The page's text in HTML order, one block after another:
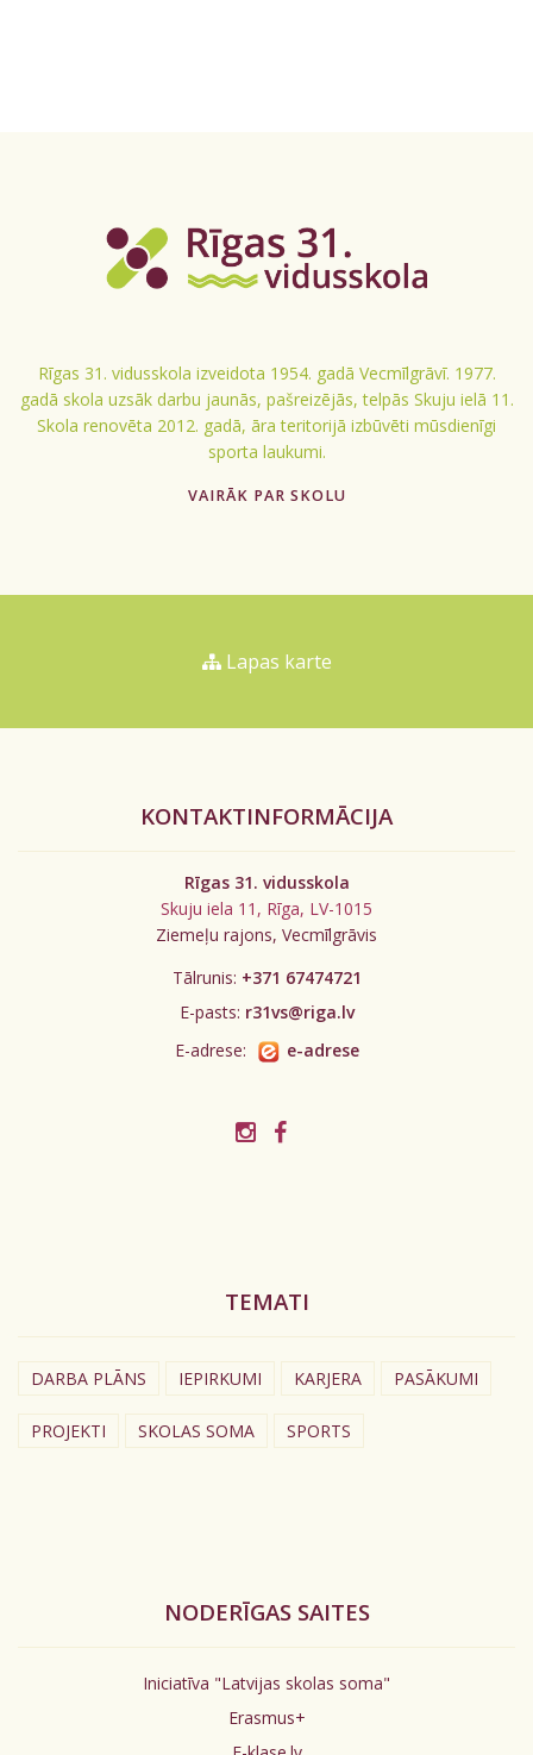
Rīgas 31. vidusskola izveidota 1954. gadā Vecmīlgrāvī. 1977.
gadā skola uzsāk darbu jaunās, pašreizējās, telpās Skuju ielā 11.
Skola renovēta 2012. gadā, āra teritorijā izbūvēti mūsdienīgi
sporta laukumi.
VAIRĀK PAR SKOLU
Lapas karte
KONTAKTINFORMĀCIJA
Rīgas 31. vidusskola
Skuju iela 11, Rīga, LV-1015
Ziemeļu rajons, Vecmīlgrāvis
Tālrunis: +371 67474721
E-pasts: r31vs@riga.lv
E-adrese:
e-adrese
TEMATI
DARBA PLĀNS IEPIRKUMI KARJERA PASĀKUMI
PROJEKTI SKOLAS SOMA SPORTS
NODERĪGAS SAITES
Iniciatīva "Latvijas skolas soma"
Erasmus+